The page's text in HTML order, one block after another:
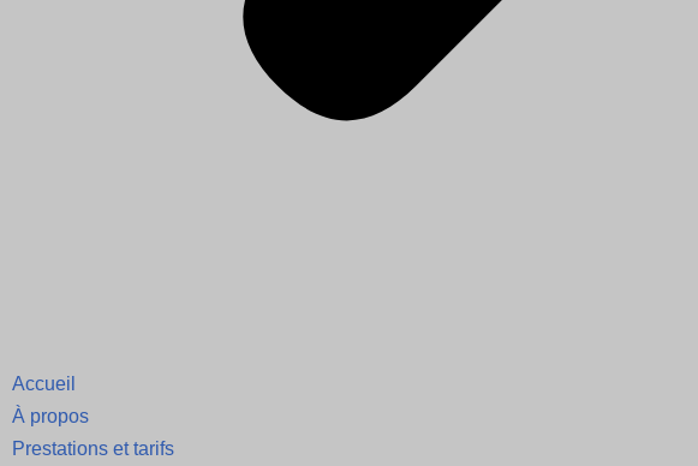
Accueil
À propos
Prestations et tarifs